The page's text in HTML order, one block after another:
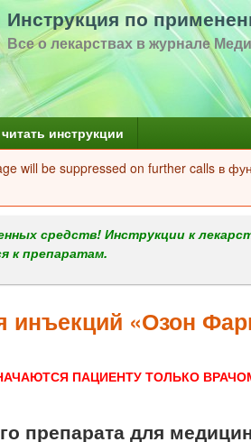
Перейти
к
содержанию
Инструкция по
Все о лекарствах в журнале
инструкции
will be suppressed on further calls в
средств! Инструкции к
к препаратам.
инъекций «Озон
ПАЦИЕНТУ ТОЛЬКО
препарата для